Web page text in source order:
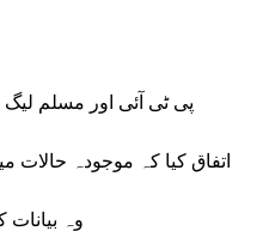
پی ٹی آئی اور مسلم
اتفاق کیا کہ موجودہ
وہ بیانات